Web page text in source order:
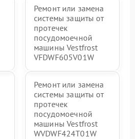
Ремонт или замена
системы защиты от
протечек
посудомоечной
машины Vestfrost
VFDWF605V01W
Ремонт или замена
системы защиты от
протечек
посудомоечной
машины Vestfrost
WVDWF424T01W